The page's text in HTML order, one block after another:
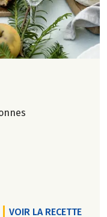
VOIR LA RECETTE